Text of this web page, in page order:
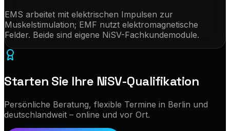
EMS arbeitet mit elektrischen Impulsen zur
Muskelstimulation; EMF nutzt elektromagnetische
Felder. Beide sind eigene NiSV-Fachkundemodule.
Starten Sie Ihre NiSV-Qualifikation
Persönliche Beratung, flexible Termine in Berlin und
deutschlandweit – online und vor Ort.